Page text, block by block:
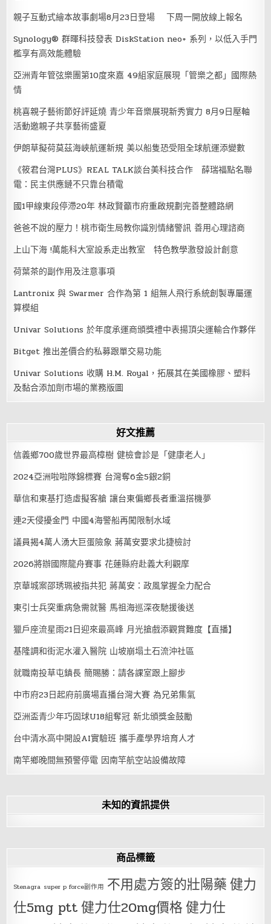
親子互動式繪本故事劇場8月23日登場 下周一開放線上報名
Synology® 群暉科技發表 DiskStation neo+ 系列，以低入手門
檻享有高效能體驗
亞洲青年管弦樂團第10度來嘉 49組家庭展現「管樂之都」國際熱
情
桃喜親子藝術節好評延燒 青少年音樂展現新秀實力 8月9日壓軸
活動邀親子共享藝術盛夏
伊朗草擬荷莫茲海峽航運新規 美以船隻恐受阻全球航運添變數
《筱君台灣PLUS》REAL TALK談台美科技合作 薛瑞福點名聯
電：民主供應鏈不只靠台積電
國1甲線東段停滯20年 林政賢籲市府重啟規劃完善整體路網
爸爸不說的壓力！桃市衛生局教你識別情緒警訊 善用心理諮商
上山下海 !萬能科大室設系走出教室 特色教學激發設計創意
荷葉茶的副作用及注意事項
Lantronix 與 Swarmer 合作為第 1 組無人飛行系統創製專屬運
算模組
Univar Solutions 於年度承運商頒獎禮中表揚頂尖運輸合作夥伴
Bitget 推出差價合約私募跟單交易功能
Univar Solutions 收購 H.M. Royal，拓展其在美國橡膠、塑料
及黏合添加劑市場的業務版圖
好文推薦
信義鄉700歲世界最高樟樹 健檢會診是「健康老人」
2024亞洲啦啦隊錦標賽 台灣奪6金5銀2銅
華信和東基打造虛擬客艙 讓台東偏鄉長者重溫搭機夢
連2天侵擾金門 中國4海警船再闖限制水域
議員揭4萬人湧大巨蛋險象 蔣萬安要求北捷檢討
2026將辦國際龍舟賽事 花蓮縣府赴義大利觀摩
京華城案邵琇珮被指共犯 蔣萬安：政風掌握全力配合
東引士兵突重病急需就醫 馬祖海巡深夜馳援後送
獵戶座流星雨21日迎來最高峰 月光搶戲添觀賞難度【直播】
基隆調和街泥水灌入醫院 山坡崩塌土石流沖社區
就職南投草屯鎮長 簡賜勝：請各課室跟上腳步
中市府23日起府前廣場直播台灣大賽 為兄弟集氣
亞洲盃青少年巧固球U18組奪冠 新北頒獎金鼓勵
台中清水高中開設AI實驗班 攜手產學界培育人才
南竿鄉晚間無預警停電 因南竿航空站設備故障
未知的資訊提供
商品標籤
Stenagra super p force副作用 不用處方簽的壯陽藥健力
仕5mg ptt健力仕20mg價格健力仕